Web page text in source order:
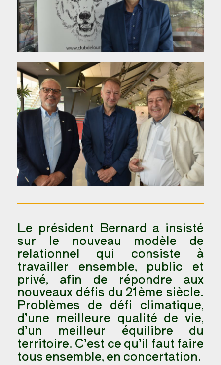
Le président Bernard a insisté
sur le nouveau modèle de
relationnel qui consiste à
travailler ensemble, public et
privé, afin de répondre aux
nouveaux défis du 21ème siècle.
Problèmes de défi climatique,
d’une meilleure qualité de vie,
d’un meilleur équilibre du
territoire. C’est ce qu’il faut faire
tous ensemble, en concertation.